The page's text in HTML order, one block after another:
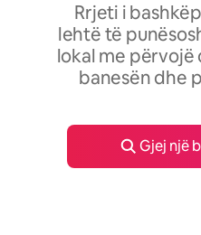
Rrjeti i
lehtë të
lokal me
banesën dhe
Gjej një